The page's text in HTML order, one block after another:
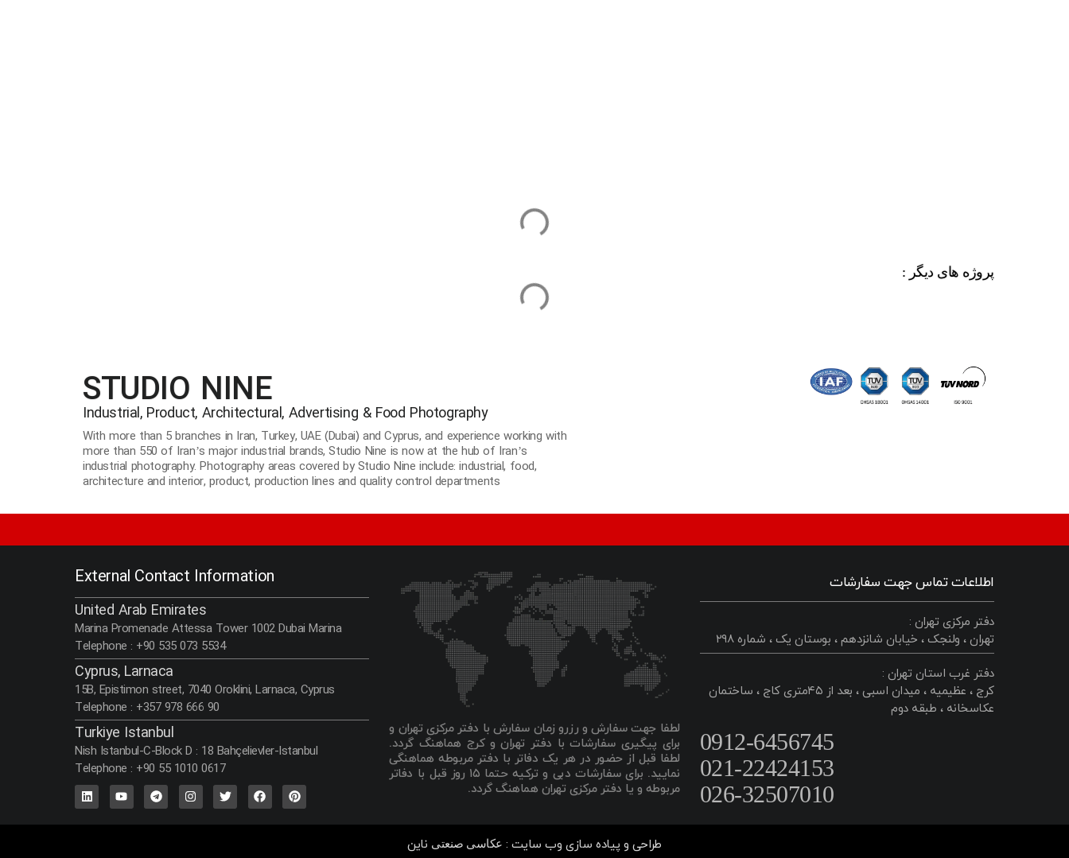
پروژه های دیگر :
STUDIO NINE
Industrial, Product, Architectural, Advertising & Food Photography
With more than 5 branches in Iran, Turkey, UAE (Dubai) and Cyprus, and experience working with
more than 550 of Iran’s major industrial brands, Studio Nine is now at the hub of Iran’s
industrial photography. Photography areas covered by Studio Nine include: industrial, food,
architecture and interior, product, production lines and quality control departments
اطلاعات تماس جهت سفارشات
دفتر مرکزی تهران :
تهران ، ولنجک ، خیابان شانزدهم ، بوستان یک ، شماره ۲۹۸
دفتر غرب استان تهران :
کرج ، عظیمیه ، میدان اسبی ، بعد از ۴۵متری کاج ، ساختمان
عکاسخانه ، طبقه دوم
0912-6456745
021-22424153
026-32507010
لطفا جهت سفارش و رزرو زمان سفارش با دفتر مرکزی تهران و
برای پیگیری سفارشات با دفتر تهران و کرج هماهنگ گردد.
لطفا قبل از حضور در هر یک دفاتر با دفتر مربوطه هماهنگی
نمایید. برای سفارشات دبی و ترکیه حتما ۱۵ روز قبل با دفاتر
مربوطه و یا دفتر مرکزی تهران هماهنگ گردد.
External Contact Information​
United Arab Emirates
Marina Promenade Attessa Tower 1002 Dubai Marina
Telephone : +90 535 073 5534
Cyprus, Larnaca
15B, Epistimon street, 7040 Oroklini, Larnaca, Cyprus
Telephone : +357 978 666 90
Turkiye Istanbul
Nish Istanbul-C-Block D : 18 Bahçelievler-Istanbul‬
Telephone : +90 55 1010 0617
طراحی و پیاده سازی وب سایت : عکاسی صنعتی ناین